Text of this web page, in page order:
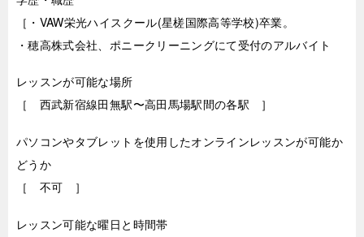
［・VAW栄光ハイスクール(星槎国際高等学校)卒業。
・穂高株式会社、ポニークリーニングにて受付のアルバイト
レッスンが可能な場所
［ 西武新宿線田無駅〜高田馬場駅間の各駅 ］
パソコンやタブレットを使用したオンラインレッスンが可能か
どうか
［ 不可 ］
レッスン可能な曜日と時間帯